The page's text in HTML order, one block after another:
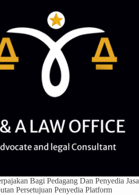
Bagi Pedagang Dan Penyedia Jasa
Persetujuan Penyedia Platform